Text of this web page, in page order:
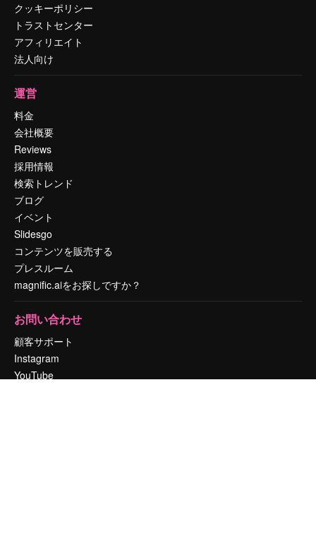
クッキーポリシー
トラストセンター
アフィリエイト
法人向け
運営
料金
会社概要
Reviews
採用情報
検索トレンド
ブログ
イベント
Slidesgo
コンテンツを販売する
プレスルーム
magnific.aiをお探しですか？
お問い合わせ
顧客サポート
Instagram
YouTube